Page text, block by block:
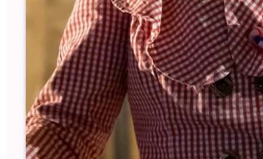
NUESTRAS ACCIONES
INTERNAS
Un plan de acción de desarrollo sostenible en
2023.
Una campaña de imagen centrada en el turismo